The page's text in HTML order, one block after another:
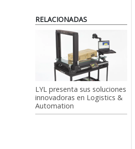
RELACIONADAS
LYL presenta sus soluciones
innovadoras en Logistics &
Automation